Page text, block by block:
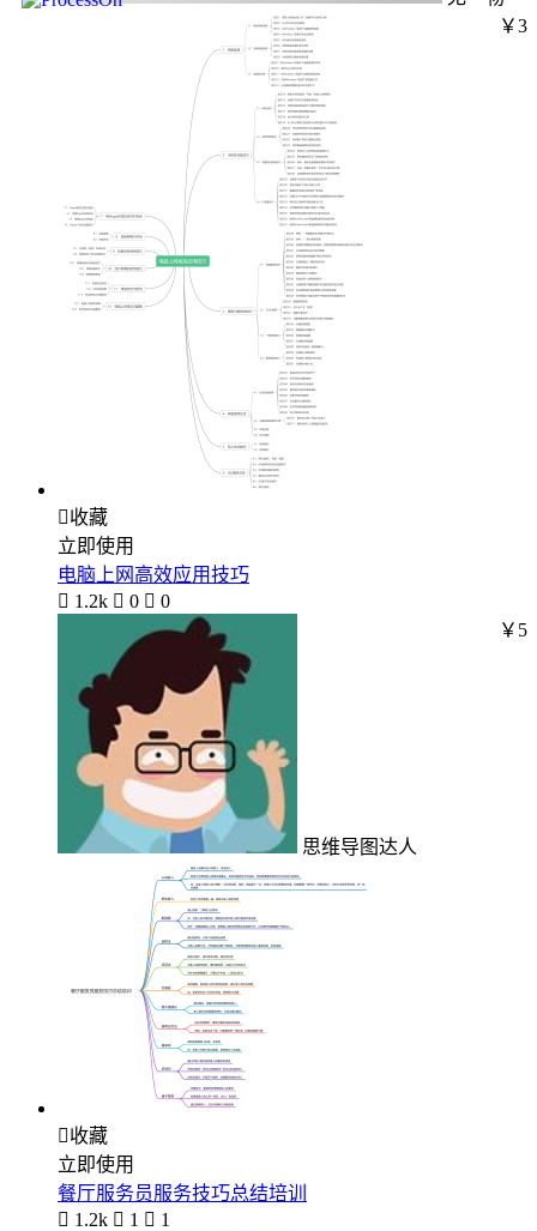
￥3
收藏
立即使用
电脑上网高效应用技巧
 1.2k  0  0
思维导图达人
￥5
收藏
立即使用
餐厅服务员服务技巧总结培训
 1.2k  1  1